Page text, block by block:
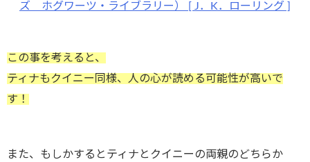
ズ ホグワーツ・ライブラリー） [ J．K．ローリング ]
この事を考えると、
ティナもクイニー同様、人の心が読める可能性が高いで
す！
また、もしかするとティナとクイニーの両親のどちらか